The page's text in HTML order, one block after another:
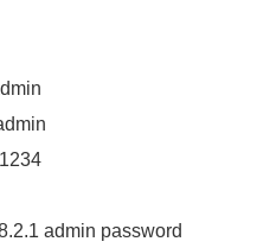
admin password